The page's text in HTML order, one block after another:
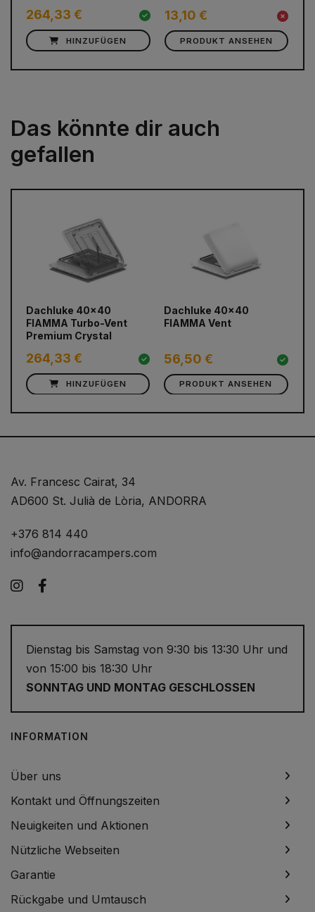
264,33 €
HINZUFÜGEN
13,10 €
PRODUKT ANSEHEN
Das könnte dir auch
gefallen
Dachluke 40x40
FIAMMA Turbo-Vent
Premium Crystal
264,33 €
HINZUFÜGEN
Dachluke 40x40
FIAMMA Vent
56,50 €
PRODUKT ANSEHEN
Av. Francesc Cairat, 34
AD600 St. Julià de Lòria, ANDORRA
+376 814 440
info@andorracampers.com
Instagram
Dienstag bis Samstag von 9:30 bis 13:30 Uhr und
von 15:00 bis 18:30 Uhr
SONNTAG UND MONTAG GESCHLOSSEN
INFORMATION
Über uns
Kontakt und Öffnungszeiten
Neuigkeiten und Aktionen
Nützliche Webseiten
Garantie
Rückgabe und Umtausch